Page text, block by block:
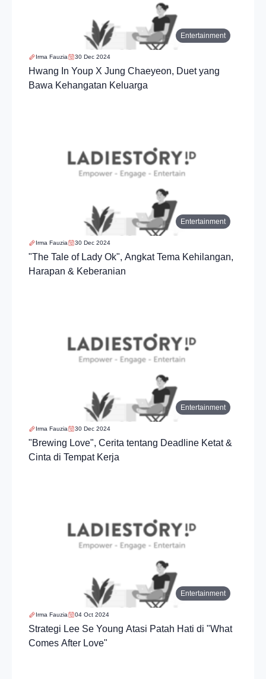
Entertainment
Irma Fauzia 30 Dec 2024
Hwang In Youp X Jung Chaeyeon, Duet yang
Bawa Kehangatan Keluarga
Entertainment
Irma Fauzia 30 Dec 2024
"The Tale of Lady Ok", Angkat Tema Kehilangan,
Harapan & Keberanian
Entertainment
Irma Fauzia 30 Dec 2024
"Brewing Love", Cerita tentang Deadline Ketat &
Cinta di Tempat Kerja
Entertainment
Irma Fauzia 04 Oct 2024
Strategi Lee Se Young Atasi Patah Hati di "What
Comes After Love"